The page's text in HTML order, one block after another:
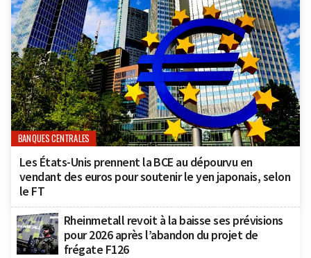
BANQUES CENTRALES
Les États-Unis prennent la BCE au dépourvu en
vendant des euros pour soutenir le yen japonais, selon
le FT
Rheinmetall revoit à la baisse ses prévisions
pour 2026 après l’abandon du projet de
frégate F126